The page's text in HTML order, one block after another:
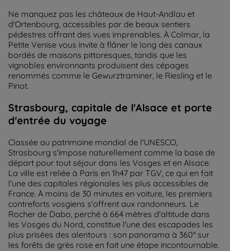
Ne manquez pas les châteaux de Haut-Andlau et
d'Ortenbourg, accessibles par de beaux sentiers
pédestres offrant des vues imprenables. À Colmar, la
Petite Venise vous invite à flâner le long des canaux
bordés de maisons pittoresques, tandis que les
vignobles environnants produisent des cépages
renommés comme le Gewurztraminer, le Riesling et le
Pinot.
Strasbourg, capitale de l'Alsace et porte
d'entrée du voyage
Classée au patrimoine mondial de l'UNESCO,
Strasbourg s'impose naturellement comme la base de
départ pour tout séjour dans les Vosges et en Alsace.
La ville est reliée à Paris en 1h47 par TGV, ce qui en fait
l'une des capitales régionales les plus accessibles de
France. À moins de 30 minutes en voiture, les premiers
contreforts vosgiens s'offrent aux randonneurs. Le
Rocher de Dabo, perché à 664 mètres d'altitude dans
les Vosges du Nord, constitue l'une des escapades les
plus prisées des alentours : son panorama à 360° sur
les forêts de grès rose en fait une étape incontournable.